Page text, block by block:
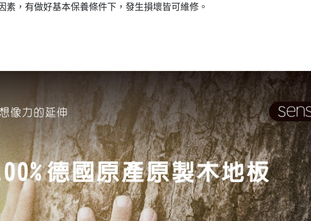
，有做好基本保養條件下，發生損壞皆可維修。